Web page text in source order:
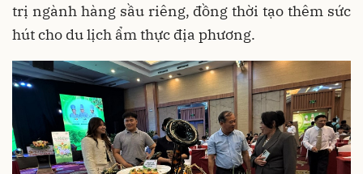
trị ngành hàng sầu riêng, đồng thời tạo thêm sức
hút cho du lịch ẩm thực địa phương.